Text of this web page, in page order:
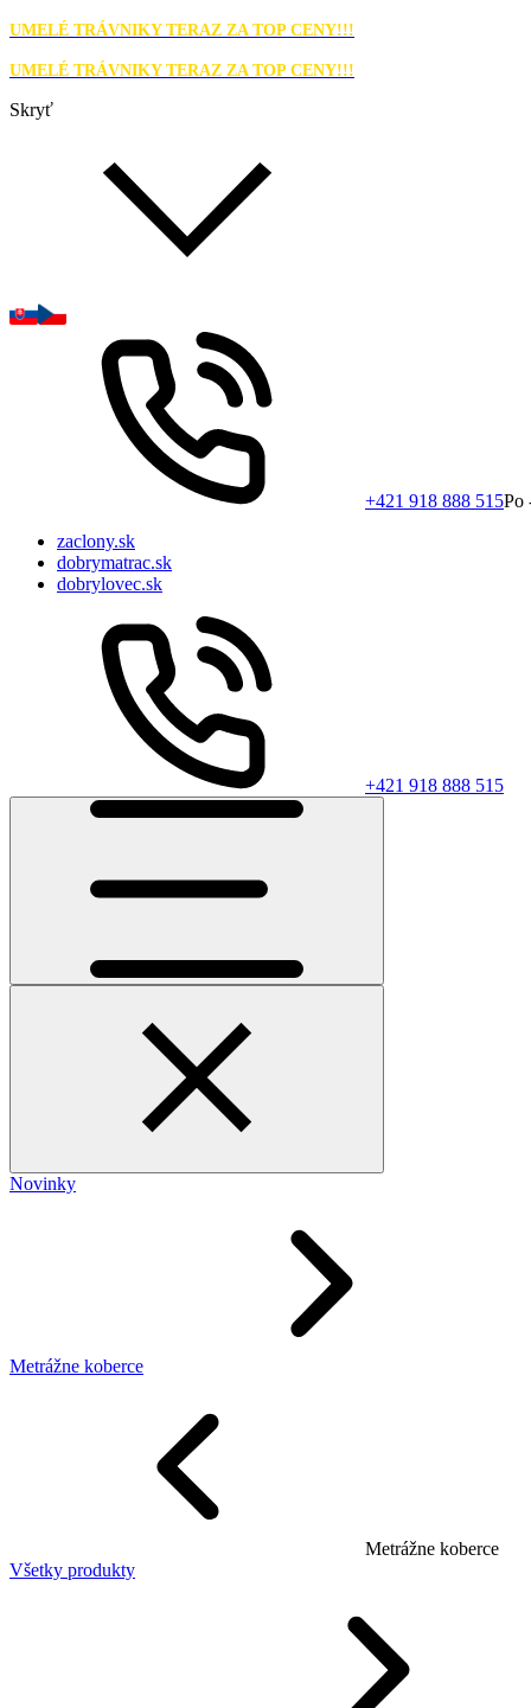
UMELÉ TRÁVNIKY TERAZ ZA TOP CENY!!!
UMELÉ TRÁVNIKY TERAZ ZA TOP CENY!!!
Skryť
+421 918 888 515Po
zaclony.sk
dobrymatrac.sk
dobrylovec.sk
+421 918 888 515
Novinky
Metrážne koberce
Metrážne koberce
Všetky produkty